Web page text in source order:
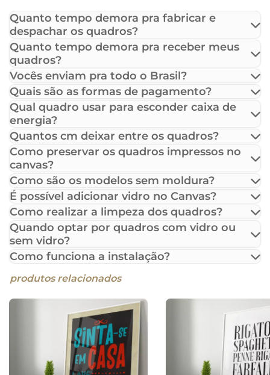
Quanto tempo demora pra fabricar e
despachar os quadros?
Quanto tempo demora pra receber meus
quadros?
Vocês enviam pra todo o Brasil?
Quais são as formas de pagamento?
Qual quadro usar para esconder caixa de
energia?
Quantos cm deixar entre os quadros?
Como preservar os quadros impressos no
canvas?
Como são os modelos sem moldura?
É possível adicionar vidro no Canvas?
Como realizar a limpeza dos quadros?
Quando optar por quadros com vidro ou
sem vidro?
Como funciona a instalação?
produtos relacionados